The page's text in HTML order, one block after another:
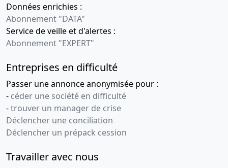
Données enrichies :
Abonnement "DATA"
Service de veille et d'alertes :
Abonnement "EXPERT"
Entreprises en difficulté
Passer une annonce anonymisée pour :
- céder une société en difficulté
-trouver un manager de crise
Déclencher une conciliation
Déclencher un prépack cession
Travailler avec nous